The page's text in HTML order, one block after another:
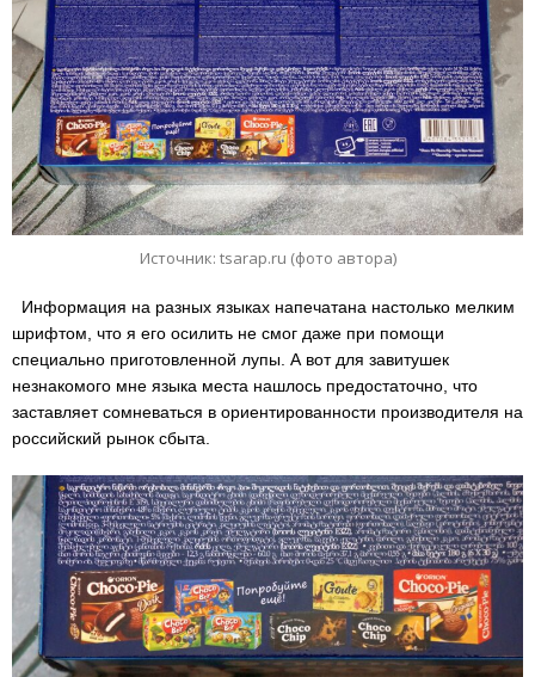
Источник: tsarap.ru (фото автора)
Информация на разных языках напечатана настолько мелким
шрифтом, что я его осилить не смог даже при помощи
специально приготовленной лупы. А вот для завитушек
незнакомого мне языка места нашлось предостаточно, что
заставляет сомневаться в ориентированности производителя на
российский рынок сбыта.